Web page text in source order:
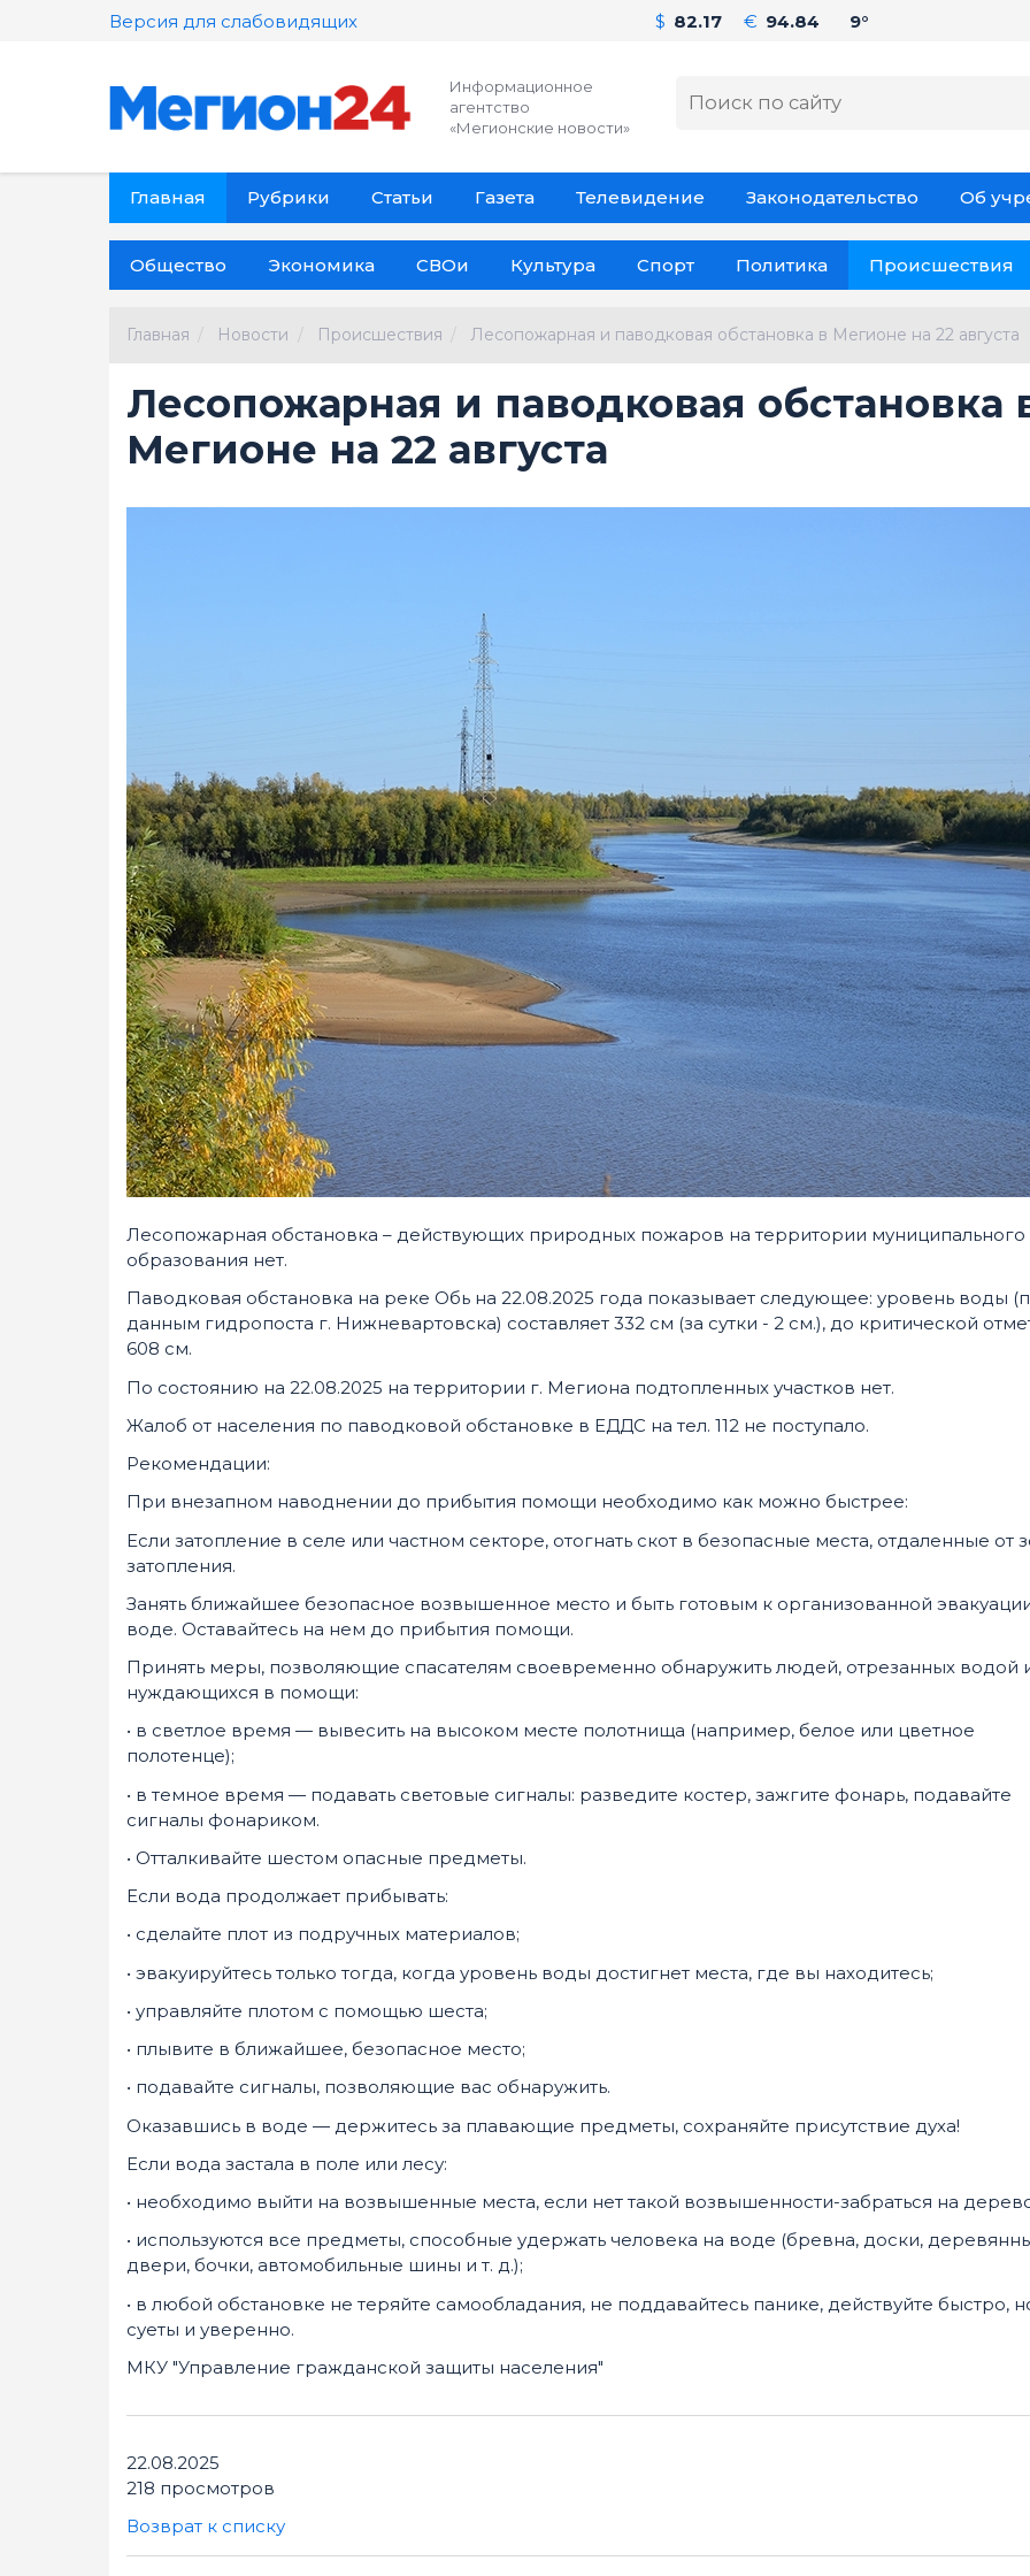
Версия для слабовидящих $ 82.17 € 94.84 9°
Информационное
агентство
«Мегионские новости»
Главная Рубрики Статьи Газета Телевидение Законодательство Об
Общество Экономика СВОи Культура Спорт Политика Происшествия
Главная Новости Происшествия Лесопожарная и паводковая обстановка в Мегионе на 22 августа
Лесопожарная и паводковая обстановка
Мегионе на 22 августа
Лесопожарная обстановка – действующих природных пожаров на территории муниципального
образования нет.
Паводковая обстановка на реке Обь на 22.08.2025 года показывает следующее: уровень воды
данным гидропоста г. Нижневартовска) составляет 332 см (за сутки - 2 см.), до критической
608 см.
По состоянию на 22.08.2025 на территории г. Мегиона подтопленных участков нет.
Жалоб от населения по паводковой обстановке в ЕДДС на тел. 112 не поступало.
Рекомендации:
При внезапном наводнении до прибытия помощи необходимо как можно быстрее:
Если затопление в селе или частном секторе, отогнать скот в безопасные места, отдаленные от
затопления.
Занять ближайшее безопасное возвышенное место и быть готовым к организованной
воде. Оставайтесь на нем до прибытия помощи.
Принять меры, позволяющие спасателям своевременно обнаружить людей, отрезанных водой
нуждающихся в помощи:
• в светлое время — вывесить на высоком месте полотнища (например, белое или цветное
полотенце);
• в темное время — подавать световые сигналы: разведите костер, зажгите фонарь, подавайте
сигналы фонариком.
• Отталкивайте шестом опасные предметы.
Если вода продолжает прибывать:
• сделайте плот из подручных материалов;
• эвакуируйтесь только тогда, когда уровень воды достигнет места, где вы находитесь;
• управляйте плотом с помощью шеста;
• плывите в ближайшее, безопасное место;
• подавайте сигналы, позволяющие вас обнаружить.
Оказавшись в воде — держитесь за плавающие предметы, сохраняйте присутствие духа!
Если вода застала в поле или лесу:
• необходимо выйти на возвышенные места, если нет такой возвышенности-забраться на
• используются все предметы, способные удержать человека на воде (бревна, доски,
двери, бочки, автомобильные шины и т. д.);
• в любой обстановке не теряйте самообладания, не поддавайтесь панике, действуйте быстро,
суеты и уверенно.
МКУ "Управление гражданской защиты населения"
22.08.2025
218 просмотров
Возврат к списку